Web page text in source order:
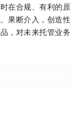
在合规、有利的原
果断介入，创造性
，对未来托管业务